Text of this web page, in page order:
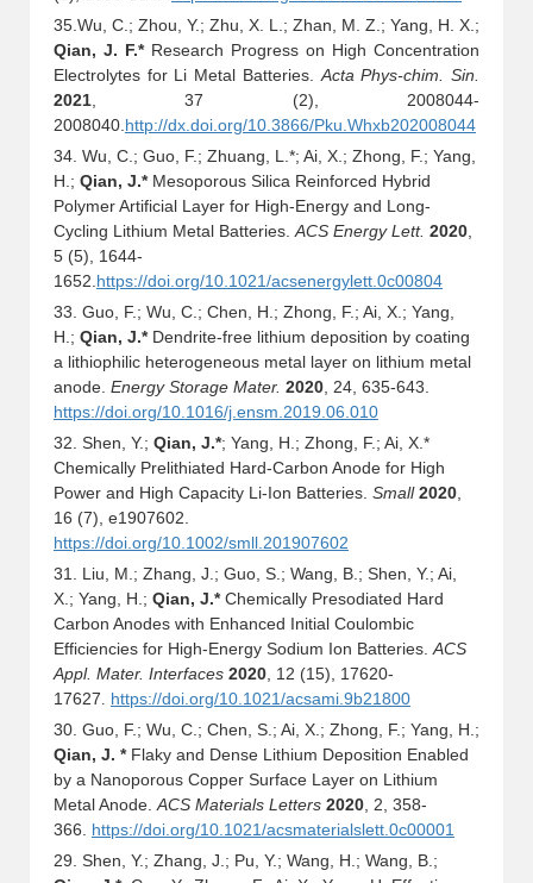
35.Wu, C.; Zhou, Y.; Zhu, X. L.; Zhan, M. Z.; Yang, H. X.;
Qian, J. F.*Research Progress on High Concentration
Electrolytes for Li Metal Batteries.Acta Phys-chim. Sin.
2021, 37 (2), 2008044-
2008040.http://dx.doi.org/10.3866/Pku.Whxb202008044
34. Wu, C.; Guo, F.; Zhuang, L.*; Ai, X.; Zhong, F.; Yang,
H.; Qian, J.*Mesoporous Silica Reinforced Hybrid
Polymer Artificial Layer for High-Energy and Long-
Cycling Lithium Metal Batteries.ACS Energy Lett. 2020,
5 (5), 1644-
1652.https://doi.org/10.1021/acsenergylett.0c00804
33. Guo, F.; Wu, C.; Chen, H.; Zhong, F.; Ai, X.; Yang,
H.; Qian, J.*Dendrite-free lithium deposition by coating
a lithiophilic heterogeneous metal layer on lithium metal
anode. Energy Storage Mater. 2020, 24, 635-643.
https://doi.org/10.1016/j.ensm.2019.06.010
32. Shen, Y.; Qian, J.*; Yang, H.; Zhong, F.; Ai, X.*
Chemically Prelithiated Hard-Carbon Anode for High
Power and High Capacity Li-Ion Batteries. Small 2020,
16 (7), e1907602.
https://doi.org/10.1002/smll.201907602
31. Liu, M.; Zhang, J.; Guo, S.; Wang, B.; Shen, Y.; Ai,
X.; Yang, H.; Qian, J.*Chemically Presodiated Hard
Carbon Anodes with Enhanced Initial Coulombic
Efficiencies for High-Energy Sodium Ion Batteries.ACS
Appl. Mater. Interfaces 2020, 12 (15), 17620-
17627. https://doi.org/10.1021/acsami.9b21800
30. Guo, F.; Wu, C.; Chen, S.; Ai, X.; Zhong, F.; Yang, H.;
Qian, J. * Flaky and Dense Lithium Deposition Enabled
by a Nanoporous Copper Surface Layer on Lithium
Metal Anode.ACS Materials Letters 2020, 2, 358-
366. https://doi.org/10.1021/acsmaterialslett.0c00001
29. Shen, Y.; Zhang, J.; Pu, Y.; Wang, H.; Wang, B.;